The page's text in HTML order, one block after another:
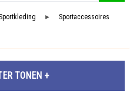
Sportkleding ► Sportaccessoires